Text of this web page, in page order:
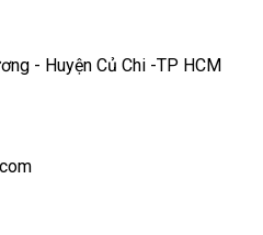
- Huyện Củ Chi -TP HCM